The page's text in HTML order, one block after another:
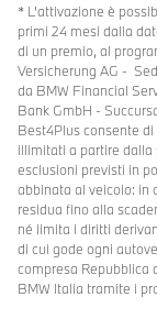
* L’attivazione è
primi 24 mesi dalla
di un premio, al
Versicherung AG -
da BMW Financial
Bank GmbH -
Best4Plus consente
illimitati a partire dalla
esclusioni previsti in
abbinata al veicolo: in
residua fino alla
né limita i diritti
di cui gode ogni
compresa Repubblica
BMW Italia tramite i